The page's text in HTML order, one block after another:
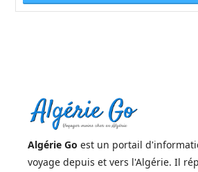
Algérie Go est un portail
voyage depuis et vers l'Algérie. Il